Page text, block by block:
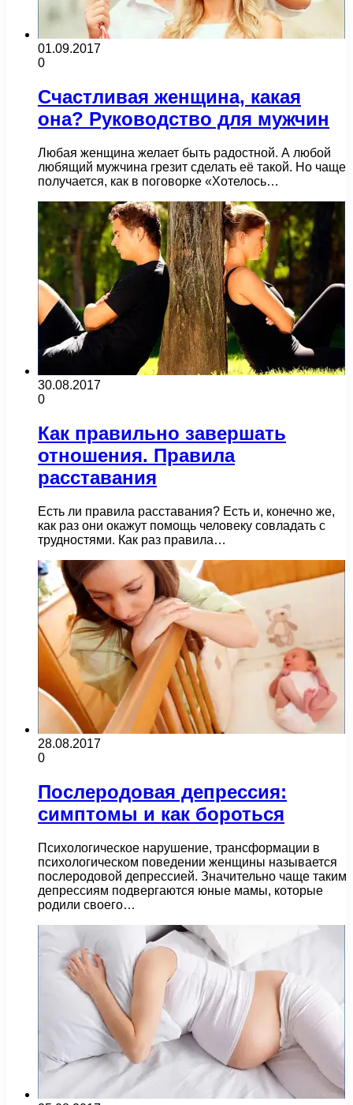
01.09.2017
0
Счастливая женщина, какая
она? Руководство для мужчин
Любая женщина желает быть радостной. А любой
любящий мужчина грезит сделать её такой. Но чаще
получается, как в поговорке «Хотелось…
30.08.2017
0
Как правильно завершать
отношения. Правила
расставания
Есть ли правила расставания? Есть и, конечно же,
как раз они окажут помощь человеку совладать с
трудностями. Как раз правила…
28.08.2017
0
Послеродовая депрессия:
симптомы и как бороться
Психологическое нарушение, трансформации в
психологическом поведении женщины называется
послеродовой депрессией. Значительно чаще таким
депрессиям подвергаются юные мамы, которые
родили своего…